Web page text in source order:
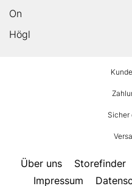
On
Högl
Sicher
Über uns Storefinder
Impressum